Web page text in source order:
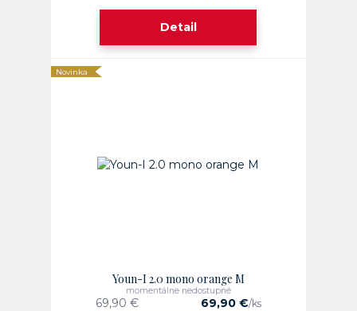
Detail
Novinka
Youn-I 2.0 mono orange M
69,90 € 69,90 €/ks
momentálne nedostupné